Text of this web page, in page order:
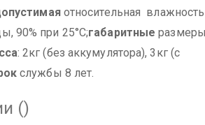
относительная влажность
90% при 25°С;габаритные
: 2кг (без аккумулятора), 3кг (с
службы 8 лет.
()